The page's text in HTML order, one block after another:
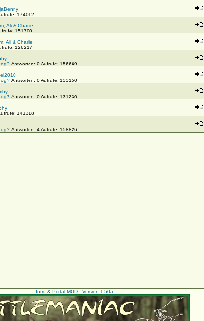
174012
Ali & Charlie
151700
Ali & Charlie
126217
Antworten: 0 Aufrufe: 156669
Antworten: 0 Aufrufe: 133150
Antworten: 0 Aufrufe: 131230
141318
Antworten: 4 Aufrufe: 158826
Intro & Portal MOD - Version 1.50a